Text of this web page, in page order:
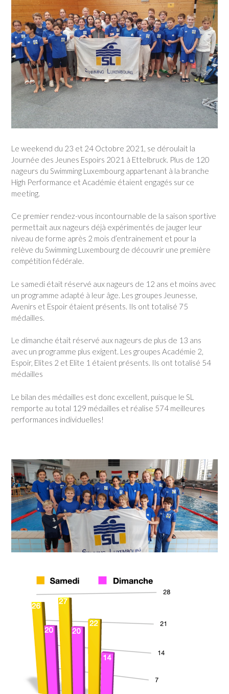
Le weekend du 23 et 24 Octobre 2021, se déroulait la
Journée des Jeunes Espoirs 2021 à Ettelbruck. Plus de 120
nageurs du Swimming Luxembourg appartenant à la branche
High Performance et Académie étaient engagés sur ce
meeting.
Ce premier rendez-vous incontournable de la saison sportive
permettait aux nageurs déjà expérimentés de jauger leur
niveau de forme après 2 mois d’entrainement et pour la
relève du Swimming Luxembourg de découvrir une première
compétition fédérale.
Le samedi était réservé aux nageurs de 12 ans et moins avec
un programme adapté à leur âge. Les groupes Jeunesse,
Avenirs et Espoir étaient présents. Ils ont totalisé 75
médailles.
Le dimanche était réservé aux nageurs de plus de 13 ans
avec un programme plus exigent. Les groupes Académie 2,
Espoir, Elites 2 et Elite 1 étaient présents. Ils ont totalisé 54
médailles
Le bilan des médailles est donc excellent, puisque le SL
remporte au total 129 médailles et réalise 574 meilleures
performances individuelles!